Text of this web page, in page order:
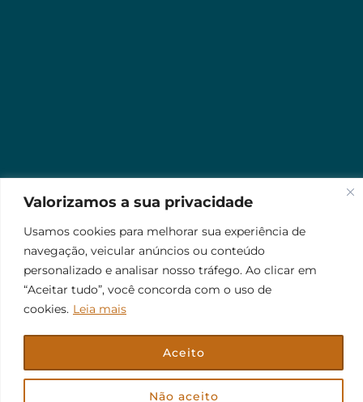
personalizado e analisar nosso tráfego. Ao clicar em
“Aceitar tudo”, você concorda com o uso de
Aceito
© 2026 Jr Plus Automação Comercial e Residencial
CriaçãoCesarWeb
Fale Conosco